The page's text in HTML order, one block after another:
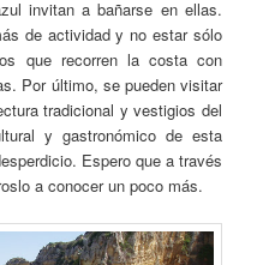
invitan a bañarse en ellas.
de actividad y no estar sólo
que recorren la costa con
Por último, se pueden visitar
tradicional y vestigios del
y gastronómico de esta
Espero que a través
a conocer un poco más.